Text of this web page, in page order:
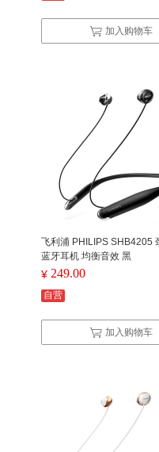
加入购物车
飞利浦 PHILIPS SHB4205
蓝牙耳机 均衡音效 黑
¥ 249.00
自营
加入购物车